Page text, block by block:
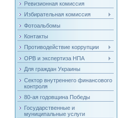
Ревизионная комиссия
Избирательная комиссия
Фотоальбомы
Контакты
Противодействие коррупции
ОРВ и экспертиза НПА
Для граждан Украины
Сектор внутреннего финансового
контроля
80-ая годовщина Победы
Государственные и
муниципальные услуги